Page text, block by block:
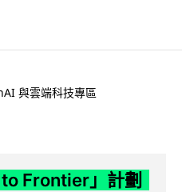
與雲端科技專區
Frontier」計劃